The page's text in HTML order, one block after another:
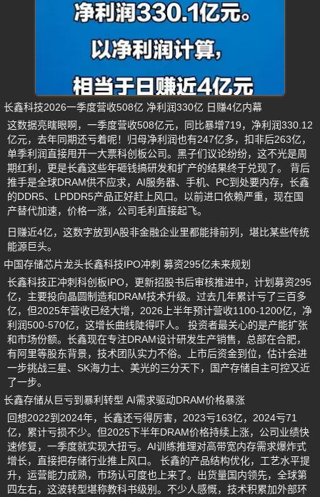
长鑫科技2026一季度营收508亿 净利润330亿 日赚4亿内幕
这数据亮瞎眼啊，一季度营收508亿元，同比暴增719，净利润330.12
亿元，去年同期还亏着呢！归母净利润也有247亿多，扣非后263亿，
单季利润直接甩开一大票科创板公司。黑子们议论纷纷，这不光是周
期红利，更是长鑫这些年砸钱搞研发和扩产的结果终于兑现了。 背后
推手是全球DRAM供不应求，AI服务器、手机、PC到处要内存，长鑫
的DDR5、LPDDR5产品正好赶上风口。以前进口依赖严重，现在国
产替代加速，价格一涨，公司毛利直接起飞。
日赚近4亿，这数字放到A股非金融企业里都能排前列，堪比某些传统
能源巨头。
中国存储芯片龙头长鑫科技IPO冲刺 募资295亿未来规划
长鑫科技正冲刺科创板IPO，更新招股书后审核推进中，计划募资295
亿，主要投向晶圆制造和DRAM技术升级。过去几年累计亏了三百多
亿，但2025年营收已经大增，2026上半年预计营收1100-1200亿，净
利润500-570亿，这增长曲线陡得吓人。 投资者最关心的是产能扩张
和市场份额。长鑫现在专注DRAM设计研发生产销售，总部在合肥，
有阿里等股东背景，技术团队实力不俗。上市后资金到位，估计会进
一步挑战三星、SK海力士、美光的三分天下，国产存储自主可控又近
了一步。
长鑫存储从巨亏到暴利转型 AI需求驱动DRAM价格暴涨
回想2022到2024年，长鑫还亏得厉害，2023亏163亿，2024亏71
亿，累计亏损不少。但2025下半年DRAM价格持续上涨，公司业绩快
速修复，一季度就实现大扭亏。AI训练推理对高带宽内存需求爆炸式
增长，直接把存储行业推上风口。 长鑫的产品结构优化，工艺水平提
升，运营能力成熟，市场认可度也上来了。出货量国内领先，全球第
四左右，这波转型堪称教科书级别。不少人感慨，技术积累加外部环